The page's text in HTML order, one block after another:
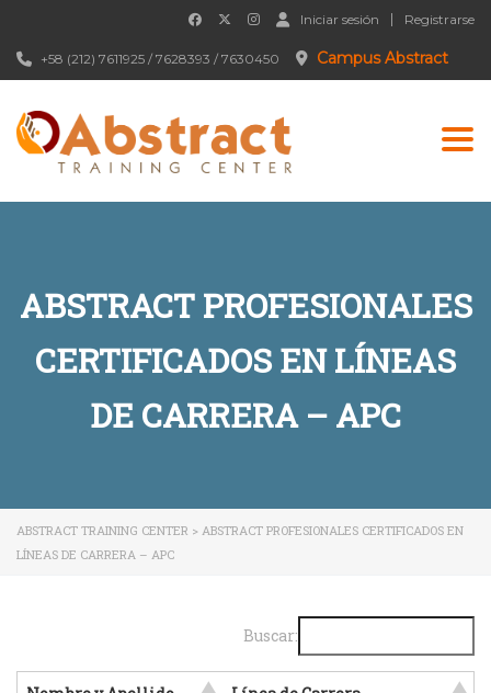
Iniciar sesión Registrarse
Campus Abstract
+58 (212) 7611925 / 7628393 / 7630450
ABSTRACT PROFESIONALES
CERTIFICADOS EN LÍNEAS
DE CARRERA – APC
ABSTRACT TRAINING CENTER > ABSTRACT PROFESIONALES CERTIFICADOS EN
LÍNEAS DE CARRERA – APC
Buscar: